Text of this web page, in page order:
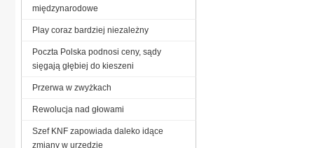
międzynarodowe
Play coraz bardziej niezależny
Poczta Polska podnosi ceny, sądy
sięgają głębiej do kieszeni
Przerwa w zwyżkach
Rewolucja nad głowami
Szef KNF zapowiada daleko idące
zmiany w urzędzie